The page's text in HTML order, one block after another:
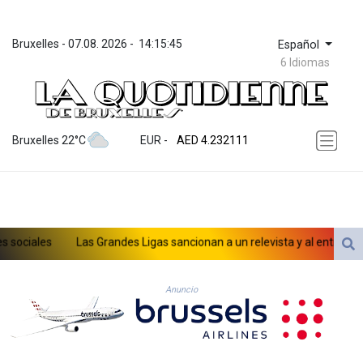
Bruxelles - 07.08. 2026 - 14:15:45 Español
6 Idiomas
Bruxelles 22°C EUR -
ZWL 371.065543
AED 4.232111
AFN 75.483338
ARS 1728.27314
AUD 1.637355
AZN 1.948129
BAM 1.956537
BBD 2.325376
BDT 142.913814
Las Grandes Ligas sancionan a un relevista y al entrenador
Anuncio